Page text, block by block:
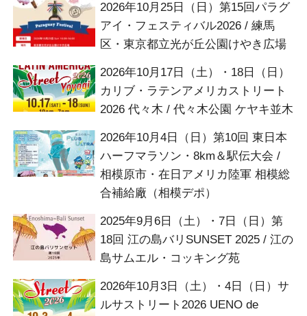
2026年10月25日（日）第15回パラグ
アイ・フェスティバル2026 / 練馬
区・東京都立光が丘公園けやき広場
2026年10月17日（土）・18日（日）
カリブ・ラテンアメリカストリート
2026 代々木 / 代々木公園 ケヤキ並木
2026年10月4日（日）第10回 東日本
ハーフマラソン・8km＆駅伝大会 /
相模原市・在日アメリカ陸軍 相模総
合補給廠（相模デポ）
2025年9月6日（土）・7日（日）第
18回 江の島バリSUNSET 2025 / 江の
島サムエル・コッキング苑
2026年10月3日（土）・4日（日）サ
ルサストリート2026 UENO de